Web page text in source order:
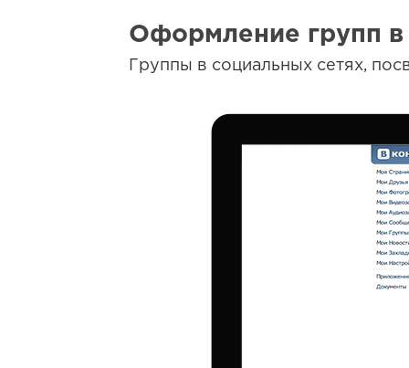
Оформление групп в
Группы в социальных сетях,